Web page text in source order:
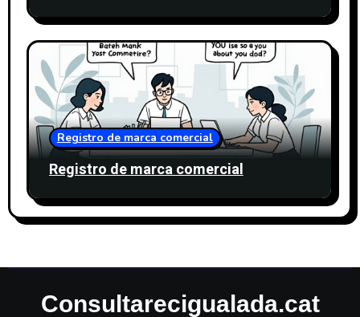
Registro de marca comercial
Registro de marca comercial
Consultarecigualada.cat